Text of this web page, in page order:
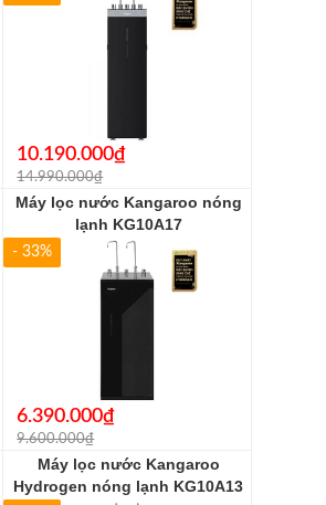
10.190.000₫
14.990.000₫
Máy lọc nước Kangaroo nóng
lạnh KG10A17
- 33%
6.390.000₫
9.600.000₫
Máy lọc nước Kangaroo
Hydrogen nóng lạnh KG10A13